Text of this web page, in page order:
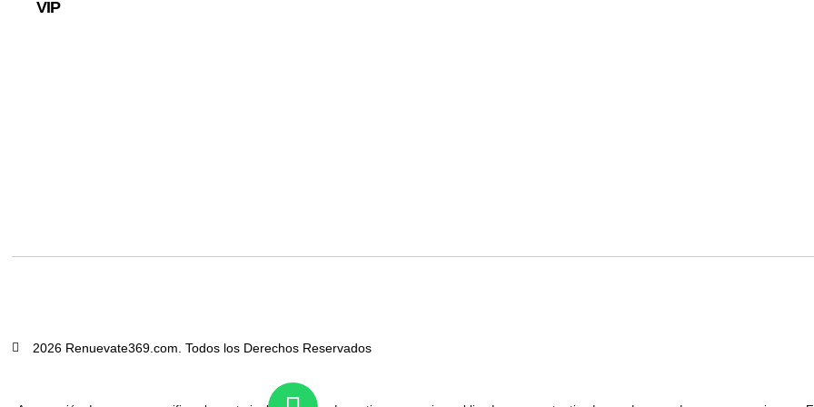
VIP
2026 Renuevate369.com. Todos los Derechos Reservados